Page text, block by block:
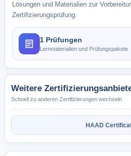
Lösungen und Materialien zur
Zertifizierungsprüfung.
1 Prüfungen
Lernmaterialien und Prüfungspakete
Weitere
Schnell zu anderen Zertifizierungen wechseln
HAAD